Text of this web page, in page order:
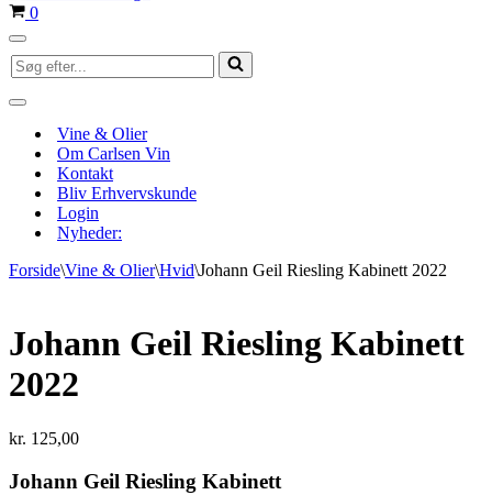
Indkøbskurv
0
Navigation
menu
Søg
efter...
Navigation
Vine & Olier
Om Carlsen Vin
Kontakt
Bliv Erhvervskunde
Login
Nyheder:
Forside\Vine & Olier\Hvid\Johann Geil Riesling Kabinett 2022
Johann Geil Riesling Kabinett
2022
kr. 125,00
Johann Geil Riesling Kabinett